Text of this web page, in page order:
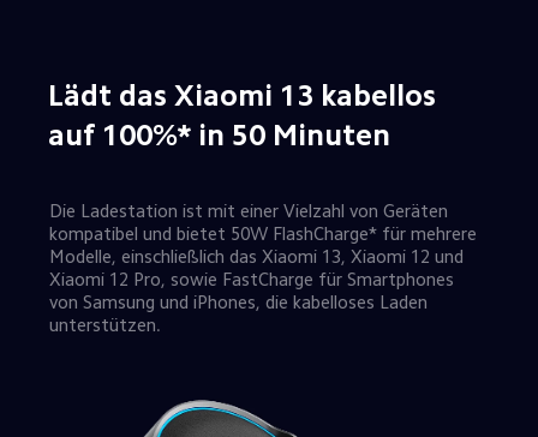
Lädt das Xiaomi 13 kabellos
auf 100%* in 50 Minuten
Die Ladestation ist mit einer Vielzahl von Geräten
kompatibel und bietet 50W FlashCharge* für mehrere
Modelle, einschließlich das Xiaomi 13, Xiaomi 12 und
Xiaomi 12 Pro, sowie FastCharge für Smartphones
von Samsung und iPhones, die kabelloses Laden
unterstützen.